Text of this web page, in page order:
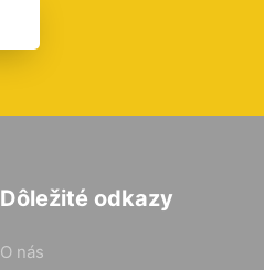
Dôležité odkazy
O nás